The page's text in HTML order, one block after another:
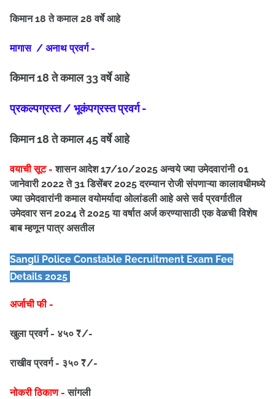
किमान 18 ते कमाल 28 वर्षे आहे
मागास / अनाथ प्रवर्ग -
किमान 18 ते कमाल 33 वर्षे आहे
प्रकल्पग्रस्त / भूकंपग्रस्त प्रवर्ग -
किमान 18 ते कमाल 45 वर्षे आहे
वयाची सूट - शासन आदेश 17/10/2025 अन्वये ज्या उमेदवारांनी 01
जानेवारी 2022 ते 31 डिसेंबर 2025 दरम्यान रोजी संपणाऱ्या कालावधीमध्ये
ज्या उमेदवारांनी कमाल वयोमर्यादा ओलांडली आहे असे सर्व प्रवर्गातील
उमेदवार सन 2024 ते 2025 या वर्षात अर्ज करण्यासाठी एक वेळची विशेष
बाब म्हणून पात्र असतील
Sangli Police Constable Recruitment Exam Fee
Details 2025
अर्जाची फी -
खुला प्रवर्ग - ४५० ₹/-
राखीव प्रवर्ग - ३५० ₹/-
नोकरी ठिकाण - सांगली